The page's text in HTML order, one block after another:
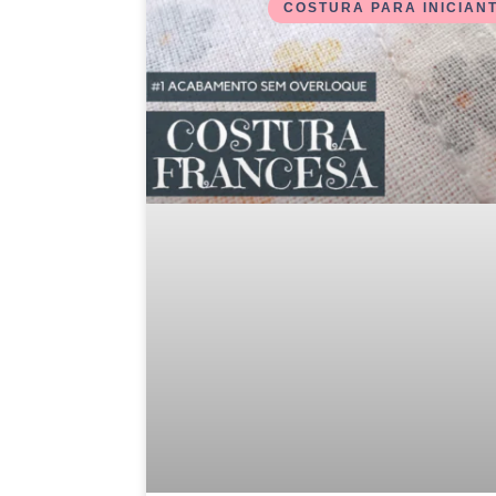
COSTURA PARA